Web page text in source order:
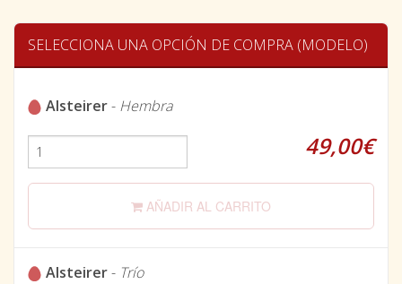
SELECCIONA UNA OPCIÓN DE COMPRA (MODELO)
Alsteirer- Hembra
49,00€
AÑADIR AL CARRITO
Alsteirer- Trío